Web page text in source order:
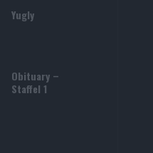
Yugly
Obituary –
Staffel 1